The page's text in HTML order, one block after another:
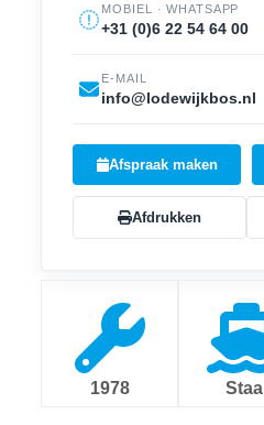
MOBIEL · WHATSAPP
+31 (0)6 22 54 64 00
E-MAIL
info@lodewijkbos.nl
Afspraak maken
Afdrukken
1978 Staal